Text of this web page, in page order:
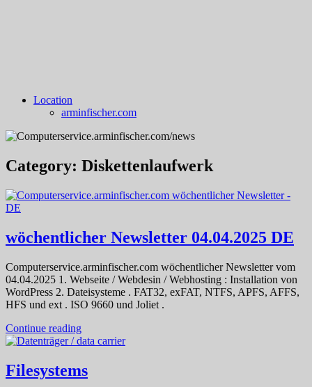
Location
arminfischer.com
Category: Diskettenlaufwerk
wöchentlicher Newsletter 04.04.2025 DE
Computerservice.arminfischer.com wöchentlicher Newsletter vom
04.04.2025 1. Webseite / Webdesin / Webhosting : Installation von
WordPress 2. Dateisysteme . FAT32, exFAT, NTFS, APFS, AFFS,
HFS und ext . ISO 9660 und Joliet .
Continue reading
Filesystems